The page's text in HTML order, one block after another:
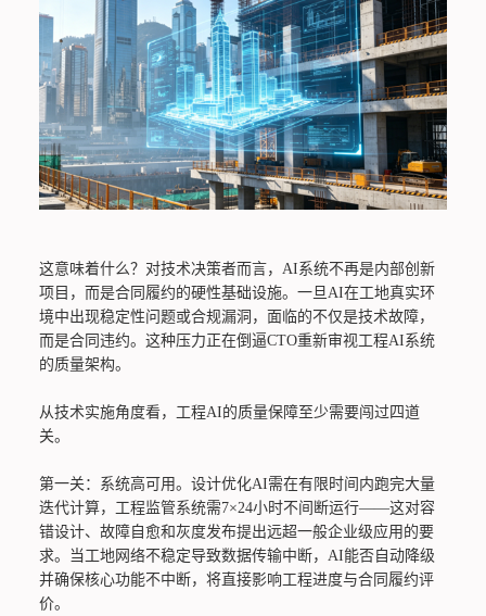
这意味着什么？对技术决策者而言，AI系统不再是内部创新
项目，而是合同履约的硬性基础设施。一旦AI在工地真实环
境中出现稳定性问题或合规漏洞，面临的不仅是技术故障，
而是合同违约。这种压力正在倒逼CTO重新审视工程AI系统
的质量架构。
从技术实施角度看，工程AI的质量保障至少需要闯过四道
关。
第一关：系统高可用。设计优化AI需在有限时间内跑完大量
迭代计算，工程监管系统需7×24小时不间断运行——这对容
错设计、故障自愈和灰度发布提出远超一般企业级应用的要
求。当工地网络不稳定导致数据传输中断，AI能否自动降级
并确保核心功能不中断，将直接影响工程进度与合同履约评
价。